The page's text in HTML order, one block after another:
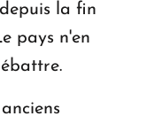
la fin
pays n'en